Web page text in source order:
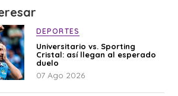
DEPORTES
Universitario vs. Sporting
Cristal: así llegan al esperado
duelo
07 Ago 2026